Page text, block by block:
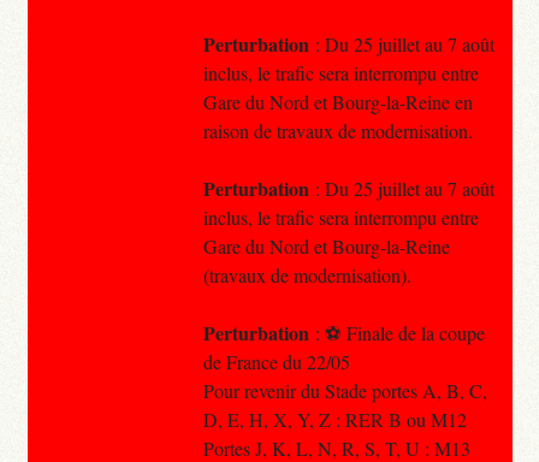
Perturbation : Du 25 juillet au 7 août
inclus, le trafic sera interrompu entre
Gare du Nord et Bourg-la-Reine en
raison de travaux de modernisation.
Perturbation : Du 25 juillet au 7 août
inclus, le trafic sera interrompu entre
Gare du Nord et Bourg-la-Reine
(travaux de modernisation).
Perturbation : ⚽️ Finale de la coupe
de France du 22/05
Pour revenir du Stade portes A, B, C,
D, E, H, X, Y, Z : RER B ou M12
Portes J, K, L, N, R, S, T, U : M13